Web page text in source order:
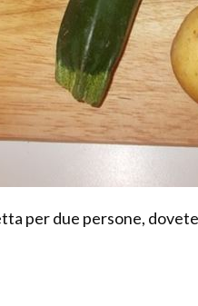
per due persone,